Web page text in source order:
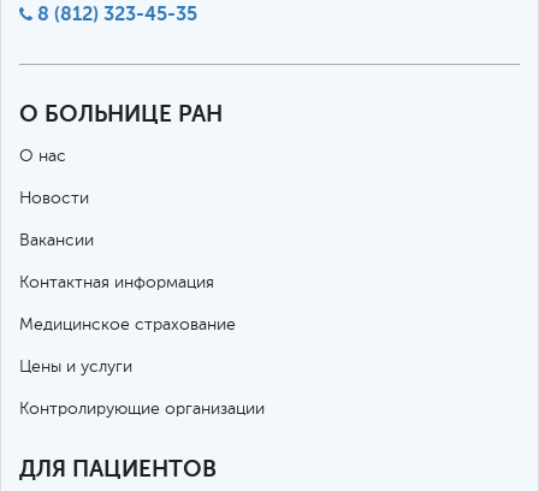
8 (812) 323-45-35
О БОЛЬНИЦЕ РАН
О нас
Новости
Вакансии
Контактная информация
Медицинское страхование
Цены и услуги
Контролирующие организации
ДЛЯ ПАЦИЕНТОВ